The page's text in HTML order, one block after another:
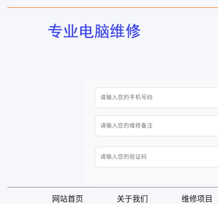
网站首页 关于我们 维修项目